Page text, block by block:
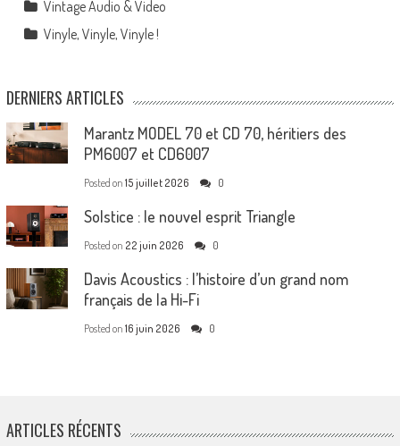
Vintage Audio & Video
Vinyle, Vinyle, Vinyle !
DERNIERS ARTICLES
Marantz MODEL 70 et CD 70, héritiers des
PM6007 et CD6007
Posted on 15 juillet 2026 0
Solstice : le nouvel esprit Triangle
Posted on 22 juin 2026 0
Davis Acoustics : l’histoire d’un grand nom
français de la Hi-Fi
Posted on 16 juin 2026 0
ARTICLES RÉCENTS